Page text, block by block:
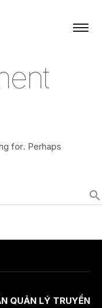
ent
for. Perhaps
search
QUẢN LÝ TRUYỀN